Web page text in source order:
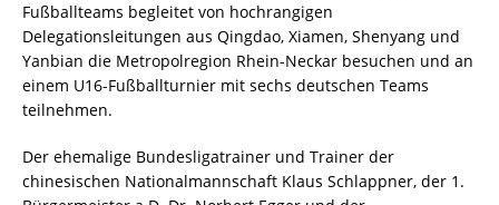
Fußballteams begleitet von hochrangigen
Delegationsleitungen aus Qingdao, Xiamen, Shenyang und
Yanbian die Metropolregion Rhein-Neckar besuchen und an
einem U16-Fußballturnier mit sechs deutschen Teams
teilnehmen.
Der ehemalige Bundesligatrainer und Trainer der
chinesischen Nationalmannschaft Klaus Schlappner, der 1.